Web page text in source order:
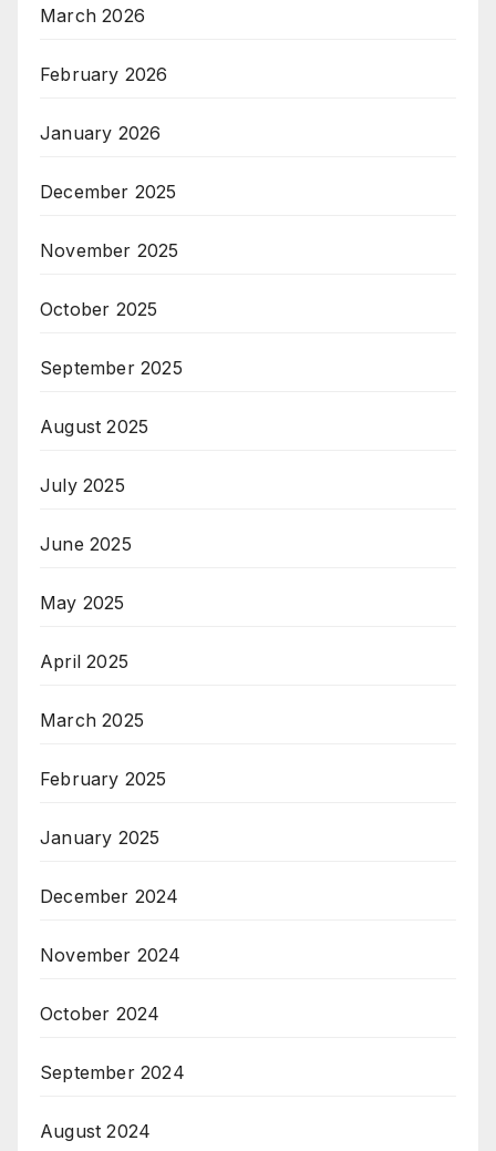
March 2026
February 2026
January 2026
December 2025
November 2025
October 2025
September 2025
August 2025
July 2025
June 2025
May 2025
April 2025
March 2025
February 2025
January 2025
December 2024
November 2024
October 2024
September 2024
August 2024